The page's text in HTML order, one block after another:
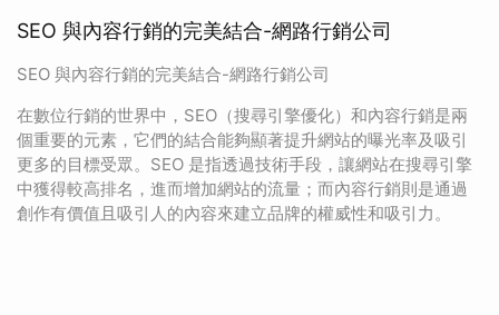
SEO 與內容行銷的完美結合-網路行銷公司
SEO 與內容行銷的完美結合-網路行銷公司
在數位行銷的世界中，SEO（搜尋引擎優化）和內容行銷是兩
個重要的元素，它們的結合能夠顯著提升網站的曝光率及吸引
更多的目標受眾。SEO 是指透過技術手段，讓網站在搜尋引擎
中獲得較高排名，進而增加網站的流量；而內容行銷則是通過
創作有價值且吸引人的內容來建立品牌的權威性和吸引力。